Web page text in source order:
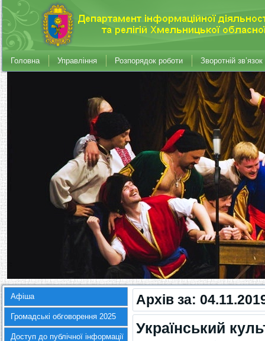
Головна Управління Розпорядок роботи Зворотній зв’язок
Афіша
Громадські обговорення 2025
Доступ до публічної інформації
Архів за:
Український